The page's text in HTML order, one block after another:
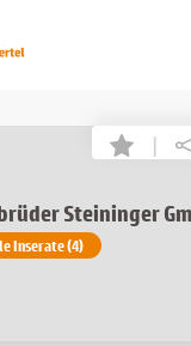
|
Steininger
Inserate (4)